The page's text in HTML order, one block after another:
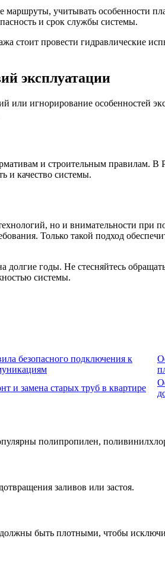
учитывать особенности
и срок службы системы.
стоит провести гидравлические
эксплуатации
или игнорирование особенностей
и строительным
и качество системы.
но и внимательности при
Только такой подход
годы. Не стесняйтесь
системы.
безопасного подключения к
и замена старых труб в квартире
полипропилен,
заливов или застоя.
быть плотными, чтобы